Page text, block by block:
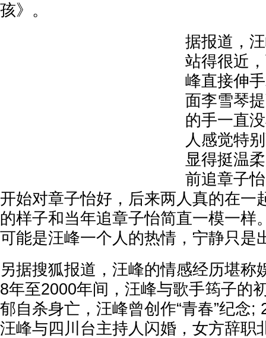
孩》。
据报道，
站得很近
峰直接伸
面李雪琴
的手一直
人感觉特
显得挺温
前追章子
开始对章子怡好，后来两人真的在一
的样子和当年追章子怡简直一模一样
可能是汪峰一个人的热情，宁静只是
另据搜狐报道，汪峰的情感经历堪称
8年至2000年间，汪峰与歌手筠子的
郁自杀身亡，汪峰曾创作“青春”纪念;
汪峰与四川台主持人闪婚，女方辞职